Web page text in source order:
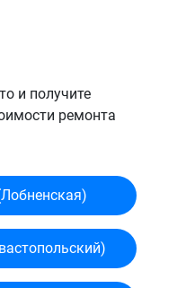
и получите
ремонта